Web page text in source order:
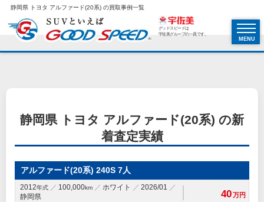
静岡県 トヨタ アルファード(20系) の買取事例一覧
グッドスピードは
宇佐美グループの一員です。
MENU
静岡県 トヨタ アルファード(20系) の新
着査定実績
アルファード(20系) 240S 7人
2012年式 100,000km ホワイト
2026/01
静岡県
40万円